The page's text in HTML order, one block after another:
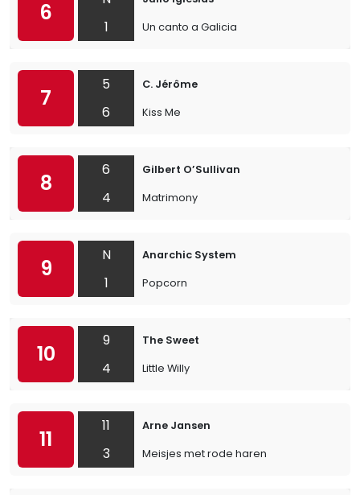
6
1
Un canto a Galicia
7
5
6
C. Jérôme
Kiss Me
8
6
4
Gilbert O’Sullivan
Matrimony
9
N
1
Anarchic System
Popcorn
10
9
4
The Sweet
Little Willy
11
11
3
Arne Jansen
Meisjes met rode haren